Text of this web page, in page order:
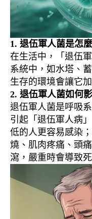
1. 退伍軍人菌是怎
在生活中，「退伍
系統中，如水塔、
生存的環境會讓它
2. 退伍軍人菌如何
退伍軍人菌是呼吸
引起「退伍軍人病
低的人更容易感染
燒、肌肉疼痛、頭
瀉，嚴重時會導致死